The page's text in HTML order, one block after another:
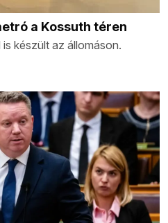
a Kossuth téren
készült az állomáson.